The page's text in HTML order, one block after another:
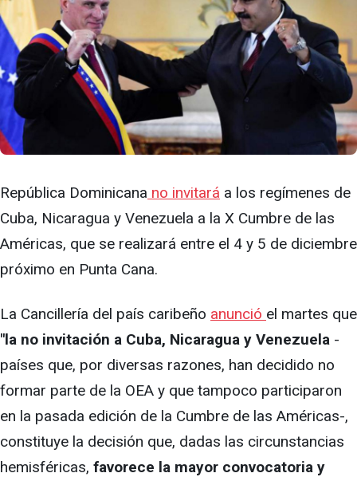
República Dominicana no invitará a los regímenes de
Cuba, Nicaragua y Venezuela a la X Cumbre de las
Américas, que se realizará entre el 4 y 5 de diciembre
próximo en Punta Cana.
La Cancillería del país caribeño anunció el martes que
"la no invitación a Cuba, Nicaragua y Venezuela -
países que, por diversas razones, han decidido no
formar parte de la OEA y que tampoco participaron
en la pasada edición de la Cumbre de las Américas-,
constituye la decisión que, dadas las circunstancias
hemisféricas, favorece la mayor convocatoria y